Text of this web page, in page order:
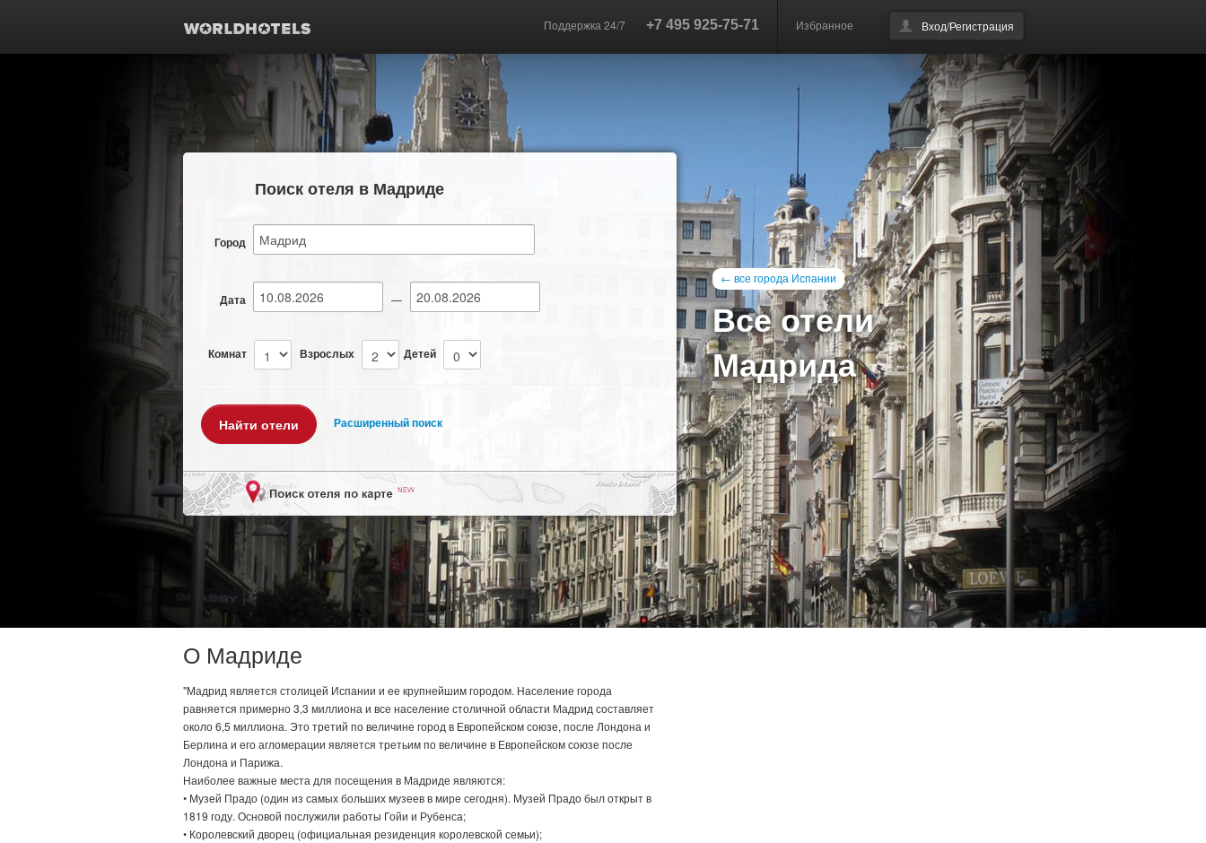
Избранное Вход/Регистрация
Поддержка 24/7 +7 495 925-75-71
Поиск отеля в Мадриде
Город
Дата —
Комнат Взрослых Детей
Расширенный поиск
← все города Испании
Все отели
Мадрида
О Мадриде
"Мадрид является столицей Испании и ее крупнейшим городом. Население города
равняется примерно 3,3 миллиона и все население столичной области Мадрид составляет
около 6,5 миллиона. Это третий по величине город в Европейском союзе, после Лондона и
Берлина и его агломерации является третьим по величине в Европейском союзе после
Лондона и Парижа.
Наиболее важные места для посещения в Мадриде являются:
• Музей Прадо (один из самых больших музеев в мире сегодня). Музей Прадо был открыт в
1819 году. Основой послужили работы Гойи и Рубенса;
• Королевский дворец (официальная резиденция королевской семьи);